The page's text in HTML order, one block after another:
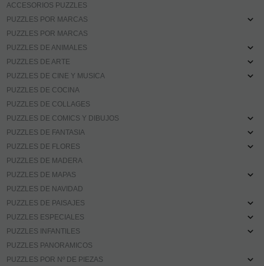
ACCESORIOS PUZZLES
PUZZLES POR MARCAS
PUZZLES POR MARCAS
PUZZLES DE ANIMALES
PUZZLES DE ARTE
PUZZLES DE CINE Y MUSICA
PUZZLES DE COCINA
PUZZLES DE COLLAGES
PUZZLES DE COMICS Y DIBUJOS
PUZZLES DE FANTASIA
PUZZLES DE FLORES
PUZZLES DE MADERA
PUZZLES DE MAPAS
PUZZLES DE NAVIDAD
PUZZLES DE PAISAJES
PUZZLES ESPECIALES
PUZZLES INFANTILES
PUZZLES PANORAMICOS
PUZZLES POR Nº DE PIEZAS